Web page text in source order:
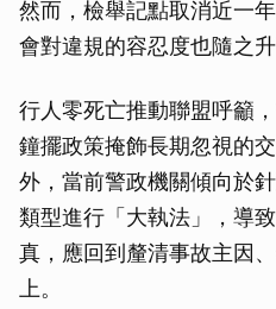
然而，檢舉記點取消近一
會對違規的容忍度也隨之升
行人零死亡推動聯盟呼籲
鐘擺政策掩飾長期忽視的
外，當前警政機關傾向於
類型進行「大執法」，導
真，應回到釐清事故主因
上。